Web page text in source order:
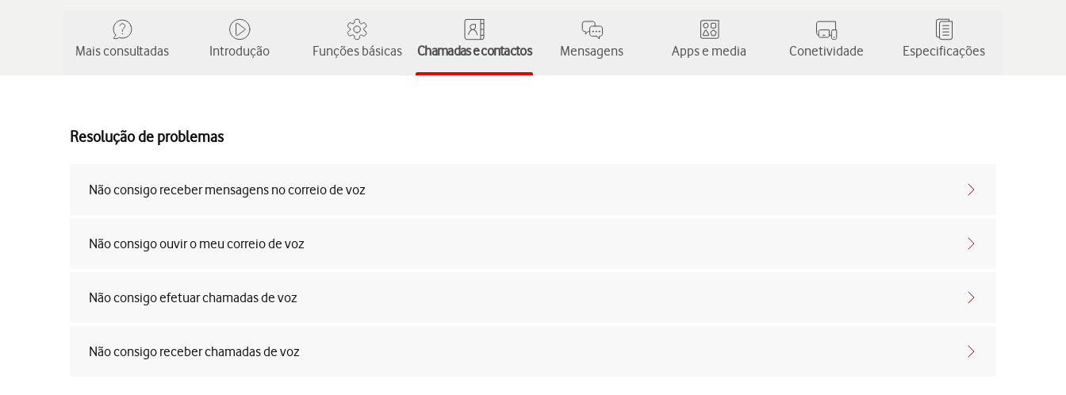
Mais consultadas Introdução Funções básicas Chamadas e contactos Mensagens Apps e media Conetividade Especificações
Resolução de problemas
Não consigo receber mensagens no correio de voz
Não consigo ouvir o meu correio de voz
Não consigo efetuar chamadas de voz
Não consigo receber chamadas de voz